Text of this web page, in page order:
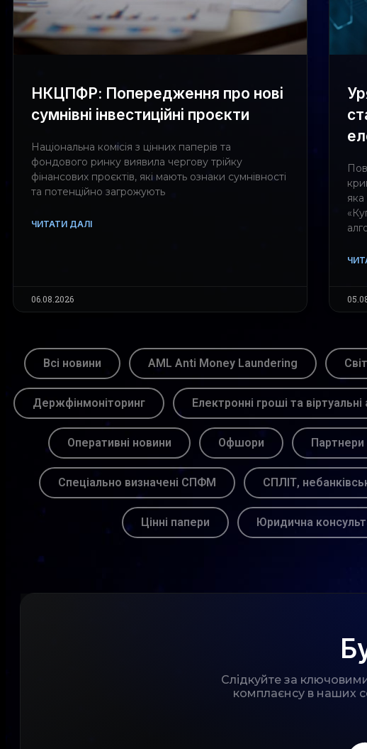
НКЦПФР: Попередження про нові
сумнівні інвестиційні проєкти
Національна комісія з цінних паперів та
фондового ринку виявила чергову трійку
фінансових проєктів, які мають ознаки сумнівності
та потенційно загрожують
ЧИТАТИ ДАЛІ
06.08.2026
яка
Всі новини AML Anti Money Laundering
Держфінмоніторинг Електронні гроші та віртуальні
Оперативні новини Офшори Партнери
Спеціально визначені СПФМ СПЛІТ,
Цінні папери Юридична
Слідкуйте за
комплаєнсу в наших